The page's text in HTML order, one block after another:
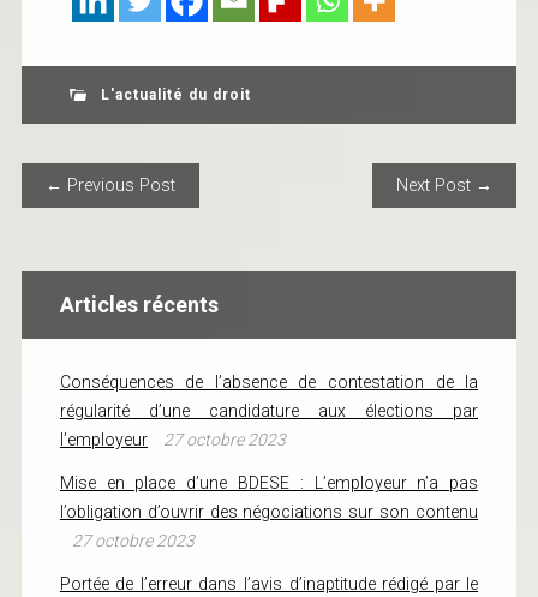
L'actualité du droit
POST NAVIGATION
← Previous Post Next Post →
Articles récents
Conséquences de l’absence de contestation de la
régularité d’une candidature aux élections par
l’employeur
27 octobre 2023
Mise en place d’une BDESE : L’employeur n’a pas
l’obligation d’ouvrir des négociations sur son contenu
27 octobre 2023
Portée de l’erreur dans l’avis d’inaptitude rédigé par le